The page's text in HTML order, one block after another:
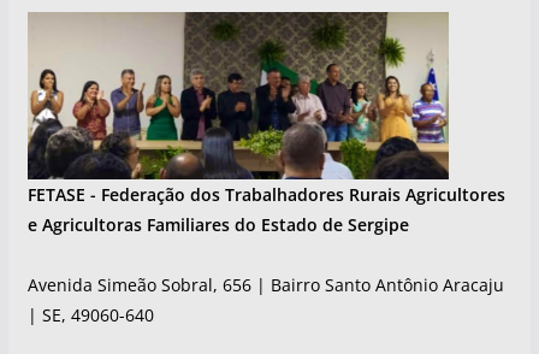
FETASE - Federação dos Trabalhadores Rurais Agricultores
e Agricultoras Familiares do Estado de Sergipe
Avenida Simeão Sobral, 656 | Bairro Santo Antônio Aracaju
| SE, 49060-640